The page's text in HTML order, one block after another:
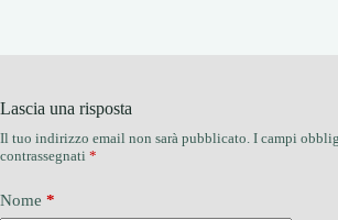
Lascia una risposta
Il tuo indirizzo email non sarà pubblicato. I campi
contrassegnati *
Nome *